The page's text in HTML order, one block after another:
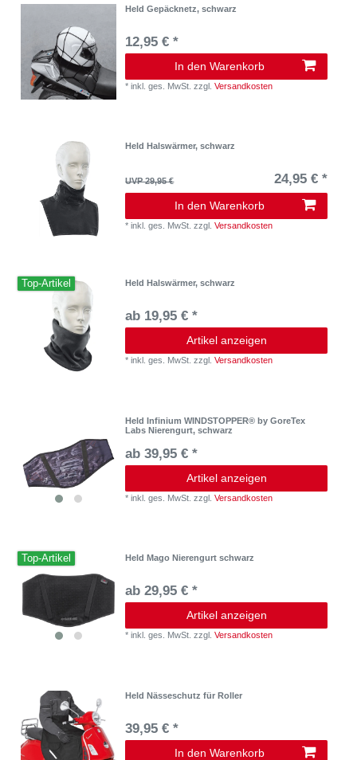
Held Gepäcknetz, schwarz
12,95 € *
In den Warenkorb
*inkl. ges. MwSt. zzgl.Versandkosten
Held Halswärmer, schwarz
UVP 29,95 € 24,95 € *
In den Warenkorb
*inkl. ges. MwSt. zzgl.Versandkosten
Top-Artikel Held Halswärmer, schwarz
ab 19,95 € *
Artikel anzeigen
*inkl. ges. MwSt. zzgl.Versandkosten
Held Infinium WINDSTOPPER® by GoreTex
Labs Nierengurt, schwarz
ab 39,95 € *
Artikel anzeigen
*inkl. ges. MwSt. zzgl.Versandkosten
Top-Artikel Held Mago Nierengurt schwarz
ab 29,95 € *
Artikel anzeigen
*inkl. ges. MwSt. zzgl.Versandkosten
Held Nässeschutz für Roller
39,95 € *
In den Warenkorb